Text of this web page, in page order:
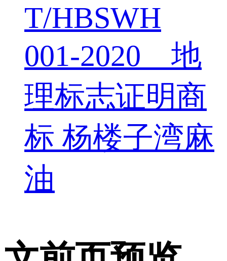
T/HBSWH
001-2020 地
理标志证明商
标 杨楼子湾麻
油